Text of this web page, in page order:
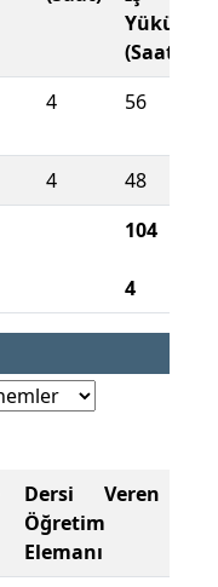
Yükü
(Saat)
4 56
4
48
104
4
Dersi Veren
Öğretim
Elemanı